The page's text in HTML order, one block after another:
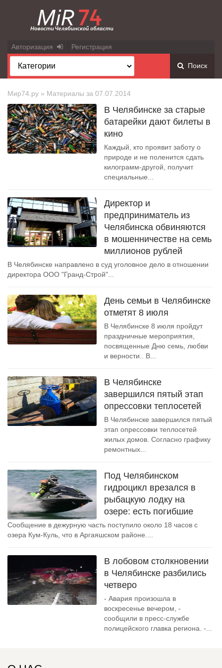
Авторизация Регистрация
Поиск
Мир74.ру » Материалы за 07.07.2014
В Челябинске за старые
батарейки дают билеты в
кино
Каждый, кто проявит заботу о
природе и не поленится сдать
килограмм-другой, получит
специальные...
Директор и
предприниматель из
Челябинска обвиняются
в мошенничестве на семь
миллионов рублей
В Челябинске направлено в суд уголовное дело в отношении
директора ООО "Гранд-Строй"...
День семьи в Челябинске
отметят 8 июля
В Челябинске 8 июля пройдут
праздничные мероприятия,
посвященные Дню семь, любви
и верности.. В...
В Челябинске
завершился пятый этап
опрессовки теплосетей
В Челябинске завершился пятый
этап опрессовки теплосетей
жилых домов. Согласно графику
ремонтных...
Под Челябинском
гидроцикл врезался в
рыбацкую лодку на
озере: есть погибшие
Сообщение в дежурную часть поступило около 18 часов с
озера Кум-Куль, что в Аргаяшском районе....
В лобовом столкновении
в Челябинске разбились
четверо
- Авария произошла в
воскресенье вечером, -
сообщили в пресс-службе
полицейского главка региона. -...